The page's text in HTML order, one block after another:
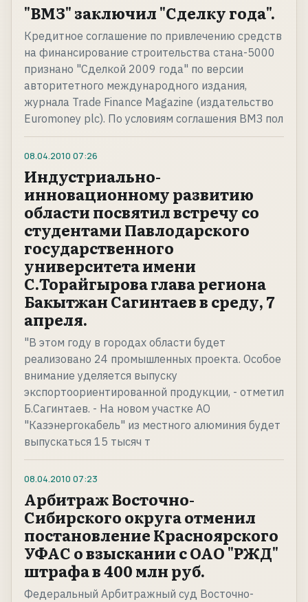
"ВМЗ" заключил "Сделку года".
Кредитное соглашение по привлечению средств
на финансирование строительства стана-5000
признано "Сделкой 2009 года" по версии
авторитетного международного издания,
журнала Trade Finance Magazine (издательство
Euromoney plc). По условиям соглашения ВМЗ пол
08.04.2010 07:26
Индустриально-
инновационному развитию
области посвятил встречу со
студентами Павлодарского
государственного
университета имени
С.Торайгырова глава региона
Бакытжан Сагинтаев в среду, 7
апреля.
"В этом году в городах области будет
реализовано 24 промышленных проекта. Особое
внимание уделяется выпуску
экспортоориентированной продукции, - отметил
Б.Сагинтаев. - На новом участке АО
"Казэнергокабель" из местного алюминия будет
выпускаться 15 тысяч т
08.04.2010 07:23
Арбитраж Восточно-
Сибирского округа отменил
постановление Красноярского
УФАС о взыскании с ОАО "РЖД"
штрафа в 400 млн руб.
Федеральный Арбитражный суд Восточно-